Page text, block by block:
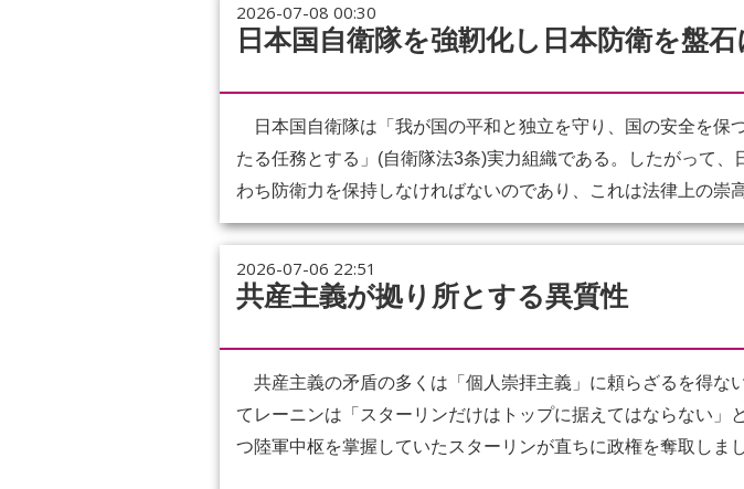
2026-07-08 00:30
日本国自衛隊を強靭化し日本防衛を盤石
日本国自衛隊は「我が国の平和と独立を守り、国の安全を保
たる任務とする」(自衛隊法3条)実力組織である。したがって
わち防衛力を保持しなければないのであり、これは法律上の崇
2026-07-06 22:51
共産主義が拠り所とする異質性
共産主義の矛盾の多くは「個人崇拝主義」に頼らざるを得な
てレーニンは「スターリンだけはトップに据えてはならない
つ陸軍中枢を掌握していたスターリンが直ちに政権を奪取しま